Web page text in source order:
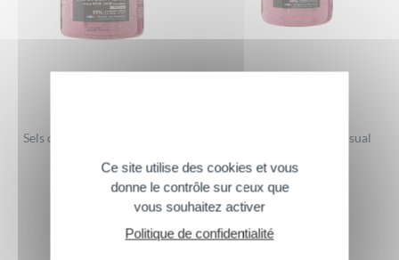
Sels de Bain Marins Sensual à
1,4kg
Sels de Bain Marins Sensual
600gr
Ce site utilise des cookies et vous
donne le contrôle sur ceux que
vous souhaitez activer
Politique de confidentialité